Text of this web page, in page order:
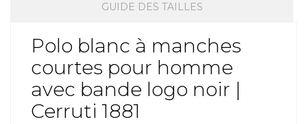
GUIDE DES TAILLES
Polo blanc à manches
courtes pour homme
avec bande logo noir |
Cerruti 1881